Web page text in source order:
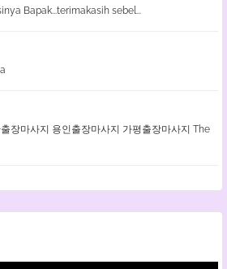
Bapak...terimakasih sebel...
장마사지 용인출장마사지 가평출장마사지 The